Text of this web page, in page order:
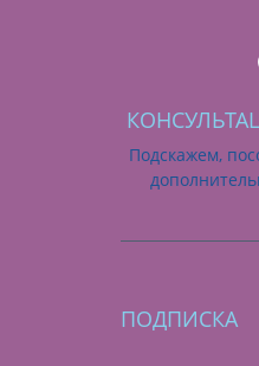
Подскажем,
ПОДПИСКА